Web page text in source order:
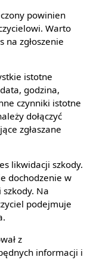
powinien
Warto
na zgłoszenie
istotne
godzina,
czynniki istotne
dołączyć
zgłaszane
likwidacji szkody.
dochodzenie w
Na
podejmuje
z
informacji i